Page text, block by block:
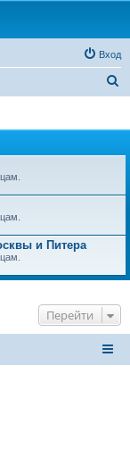
Вход
и Питера
Перейти